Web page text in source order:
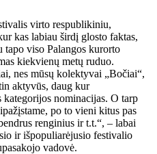
virto respublikiniu,
kas labiau širdį glosto faktas,
tapo viso Palangos kurorto
kiekvienų metų ruduo.
nes mūsų kolektyvai „Bočiai“,
aktyvūs, daug kur
kategorijos nominacijas. O tarp
po to vieni kitus pas
renginius ir t.t.“, – labai
ir išpopuliarėjusio festivalio
vadovė.